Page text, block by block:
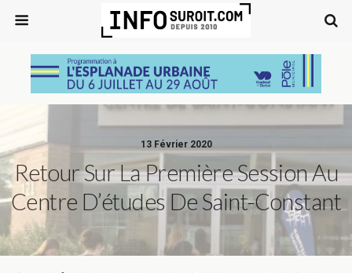
13 Février 2020
Retour Sur La Première Session Au
Centre D’études De Saint-Constant